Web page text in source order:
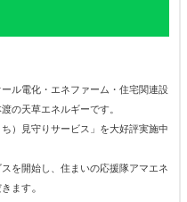
ル電化・エネファーム・住宅関連設
の天草エネルギーです。
）見守りサービス」を大好評実施中
を開始し、住まいの応援隊アマエネ
ます。